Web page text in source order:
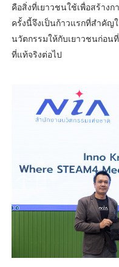
คือสิ่งที่เยาวชนใช้เพื่อสร้าง
ครั้งนี้จึงเป็นก้าวแรกที่สำคั
นวัตกรรมให้กับเยาวชนก่อน
ที่แท้จริงต่อไป